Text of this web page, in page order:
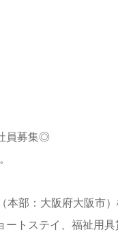
員募集◎
本部：大阪府大阪市
トステイ、福祉用具